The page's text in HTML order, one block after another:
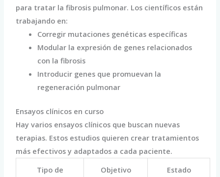
para tratar la fibrosis pulmonar. Los científicos están
trabajando en:
Corregir mutaciones genéticas específicas
Modular la expresión de genes relacionados
con la fibrosis
Introducir genes que promuevan la
regeneración pulmonar
Ensayos clínicos en curso
Hay varios ensayos clínicos que buscan nuevas
terapias. Estos estudios quieren crear tratamientos
más efectivos y adaptados a cada paciente.
Tipo de
Objetivo
Estado